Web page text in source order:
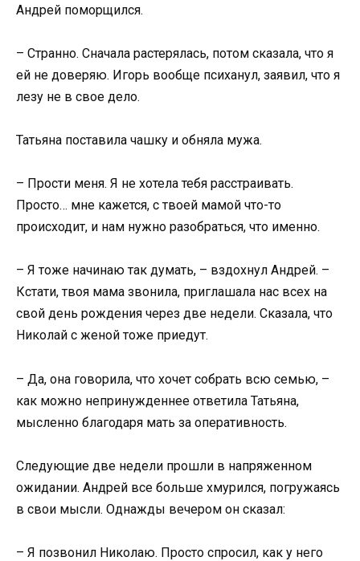
Андрей поморщился.
– Странно. Сначала растерялась, потом сказала, что я
ей не доверяю. Игорь вообще психанул, заявил, что я
лезу не в свое дело.
Татьяна поставила чашку и обняла мужа.
– Прости меня. Я не хотела тебя расстраивать.
Просто… мне кажется, с твоей мамой что-то
происходит, и нам нужно разобраться, что именно.
– Я тоже начинаю так думать, – вздохнул Андрей. –
Кстати, твоя мама звонила, приглашала нас всех на
свой день рождения через две недели. Сказала, что
Николай с женой тоже приедут.
– Да, она говорила, что хочет собрать всю семью, –
как можно непринужденнее ответила Татьяна,
мысленно благодаря мать за оперативность.
Следующие две недели прошли в напряженном
ожидании. Андрей все больше хмурился, погружаясь
в свои мысли. Однажды вечером он сказал:
– Я позвонил Николаю. Просто спросил, как у него